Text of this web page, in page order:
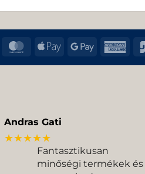
MasterCard
Apple Google
Andras Gati
★★★★★
Fantasztikusan
minőségi termékek és